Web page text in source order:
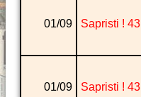
01/09 Sapristi ! 43
01/09 Sapristi ! 43